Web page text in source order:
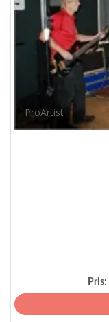
ProArtist
Pris: